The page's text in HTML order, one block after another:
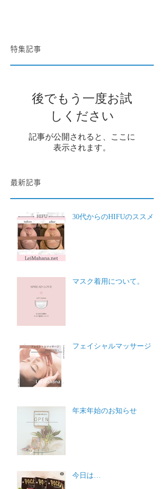
特集記事
後でもう一度お試
しください
記事が公開されると、ここに
表示されます。
最新記事
30代からのHIFUのススメ
マスク着用について。
フェイシャルマッサージ
年末年始のお知らせ
今日は…